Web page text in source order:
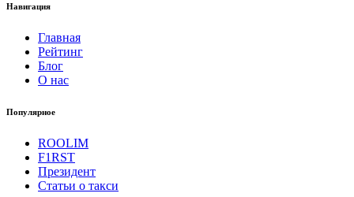
Навигация
Главная
Рейтинг
Блог
О нас
Популярное
ROOLIM
F1RST
Президент
Статьи о такси